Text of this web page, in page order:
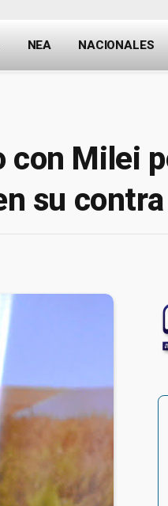
NEA NACIONALES
con Milei
su contra